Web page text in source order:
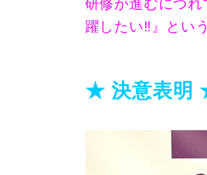
躍したい‼️』とい
★ 決意表明